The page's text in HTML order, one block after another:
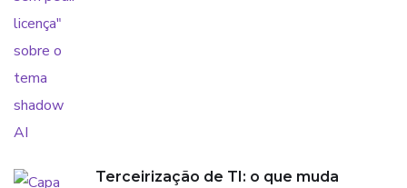
Terceirização de TI: o que muda